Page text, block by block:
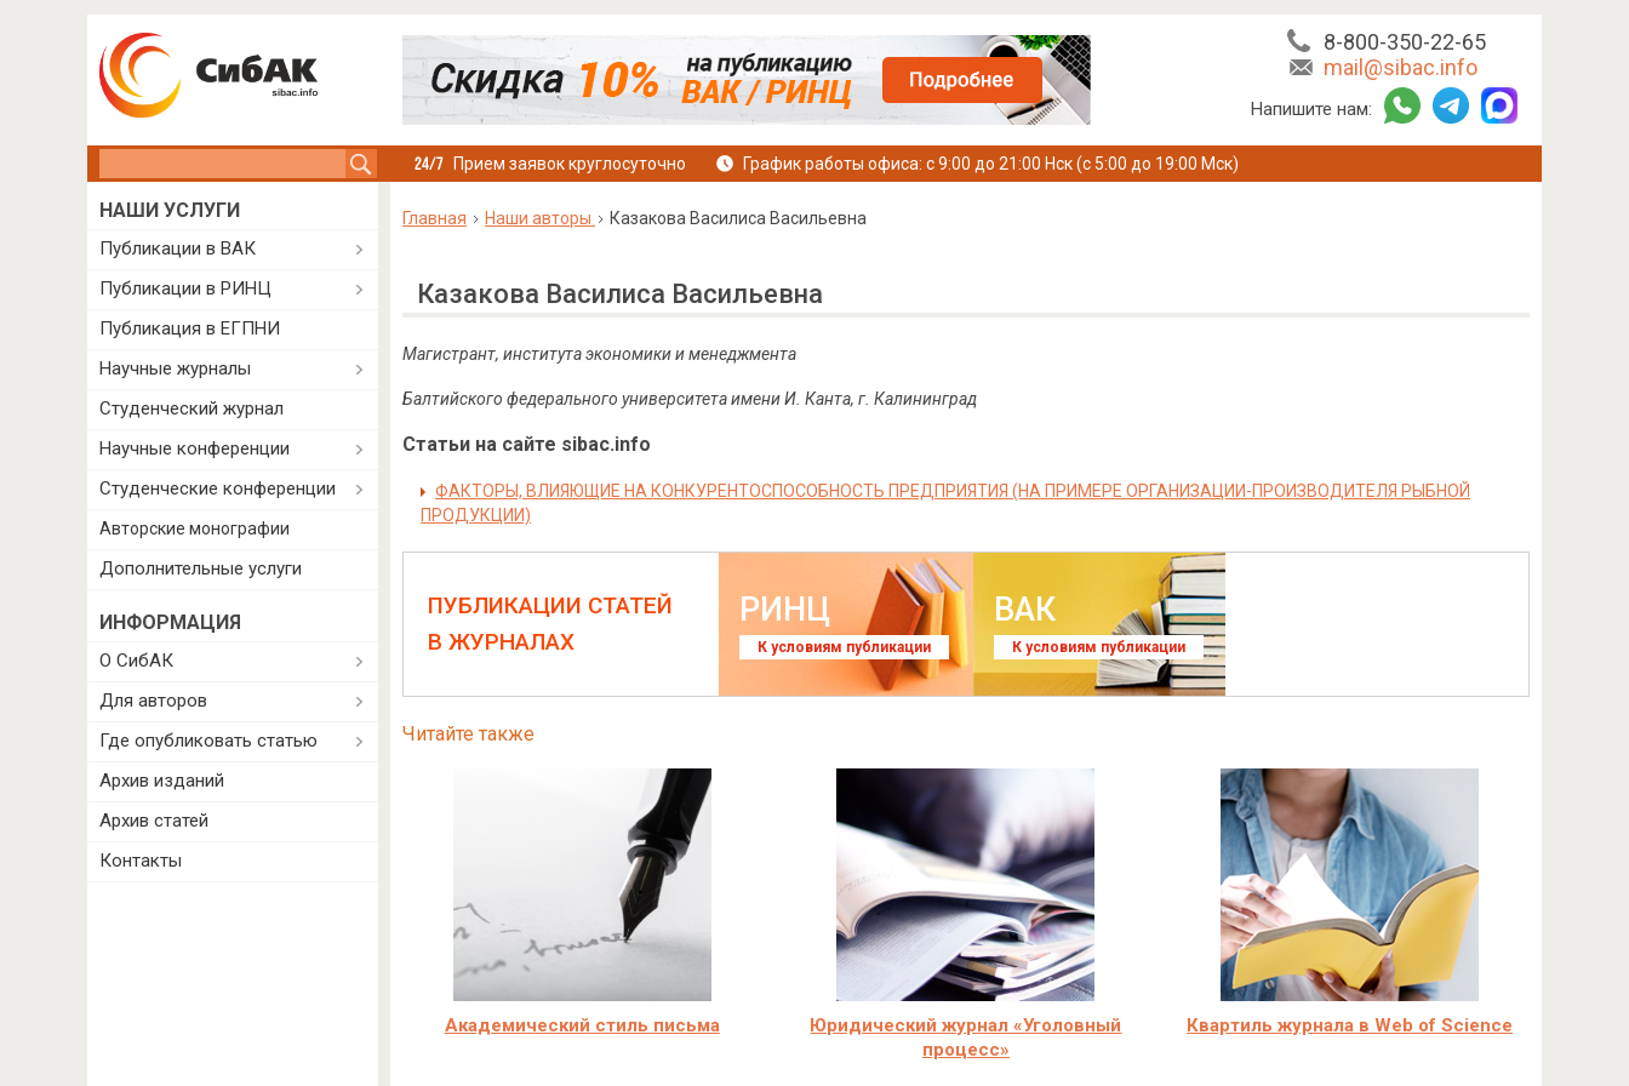
8-800-350-22-65
mail@sibac.info
Напишите нам:
Прием заявок круглосуточно График работы офиса: с 9:00 до 21:00 Нск (с 5:00 до 19:00 Мск)
Главная Наши авторы Казакова Василиса Васильевна
Казакова Василиса Васильевна
Магистрант, института экономики и менеджмента
Балтийского федерального университета имени И. Канта, г. Калининград
Статьи на сайте sibac.info
ФАКТОРЫ, ВЛИЯЮЩИЕ НА КОНКУРЕНТОСПОСОБНОСТЬ ПРЕДПРИЯТИЯ (НА ПРИМЕРЕ ОРГАНИЗАЦИИ-ПРОИЗВОДИТЕЛЯ РЫБНОЙ
ПРОДУКЦИИ)
ПУБЛИКАЦИИ СТАТЕЙ
В ЖУРНАЛАХ
РИНЦ
К условиям публикации
ВАК
К условиям публикации
Читайте также
Академический стиль письма
Юридический журнал «Уголовный
процесс»
Квартиль журнала в Web of Science
НАШИ УСЛУГИ
Публикации в ВАК
Публикации в РИНЦ
Публикация в ЕГПНИ
Научные журналы
Студенческий журнал
Научные конференции
Студенческие конференции
Авторские монографии
Дополнительные услуги
ИНФОРМАЦИЯ
О СибАК
Для авторов
Где опубликовать статью
Архив изданий
Архив статей
Контакты